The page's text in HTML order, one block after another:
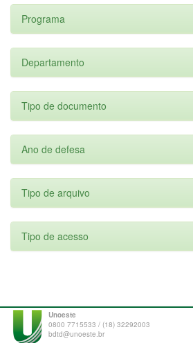
Programa
Departamento
Tipo de documento
Ano de defesa
Tipo de arquivo
Tipo de acesso
Unoeste
0800 7715533 / (18) 32292003
bdtd@unoeste.br